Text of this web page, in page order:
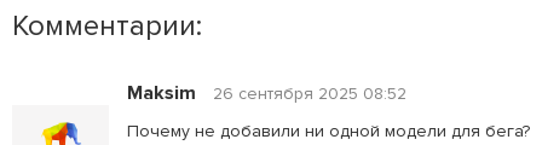
Комментарии:
Maksim
26 сентября 2025 08:52
Почему не добавили ни одной модели для бега?